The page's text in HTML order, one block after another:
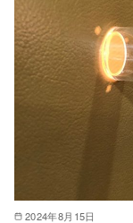
2024年8月15日